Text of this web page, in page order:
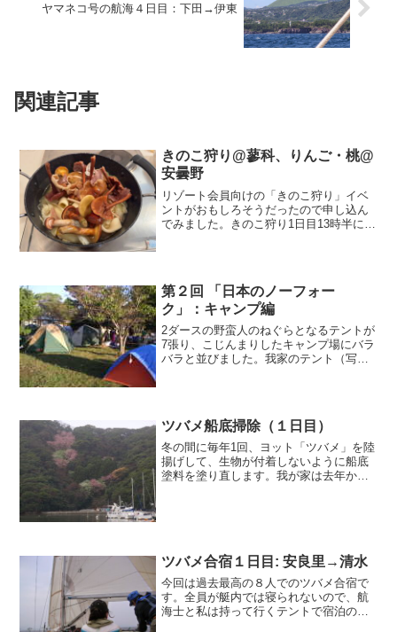
ヤマネコ号の航海４日目：下田→伊東
関連記事
きのこ狩り@蓼科、りんご・桃@
安曇野
リゾート会員向けの「きのこ狩り」イベ
ントがおもしろそうだったので申し込ん
でみました。きのこ狩り1日目13時半に
第２回 「日本のノーフォー
ク」：キャンプ編
2ダースの野蛮人のねぐらとなるテントが
7張り、こじんまりしたキャンプ場にバラ
バラと並びました。我家のテント（写真
用のテントをずっ...
ツバメ船底掃除（１日目）
冬の間に毎年1回、ヨット「ツバメ」を陸
揚げして、生物が付着しないように船底
塗料を塗り直します。我が家は去年から
ツバメ合宿１日目: 安良里→清水
今回は過去最高の８人でのツバメ合宿で
す。全員が艇内では寝られないので、航
海士と私は持って行くテントで宿泊の予